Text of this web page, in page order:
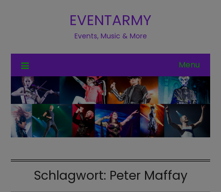
EVENTARMY
Events, Music & More
Menu
Schlagwort: Peter Maffay